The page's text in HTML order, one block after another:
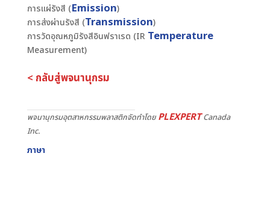
การแผ่รังสี (Emission)
การส่งผ่านรังสี (Transmission)
การวัดอุณหภูมิรังสีอินฟราเรด (IR Temperature
Measurement)
< กลับสู่พจนานุกรม
พจนานุกรมอุตสาหกรรมพลาสติกจัดทำโดยPLEXPERTCanada
Inc.
ภาษา